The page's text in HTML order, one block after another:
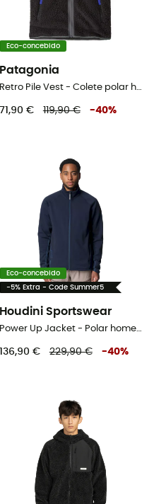
Eco-concebido
Patagonia
Retro Pile Vest - Colete polar homem
71,90 € 119,90 € -40%
Eco-concebido
-5% Extra - Code Summer5
Houdini Sportswear
Power Up Jacket - Polar homem
136,90 € 229,90 € -40%